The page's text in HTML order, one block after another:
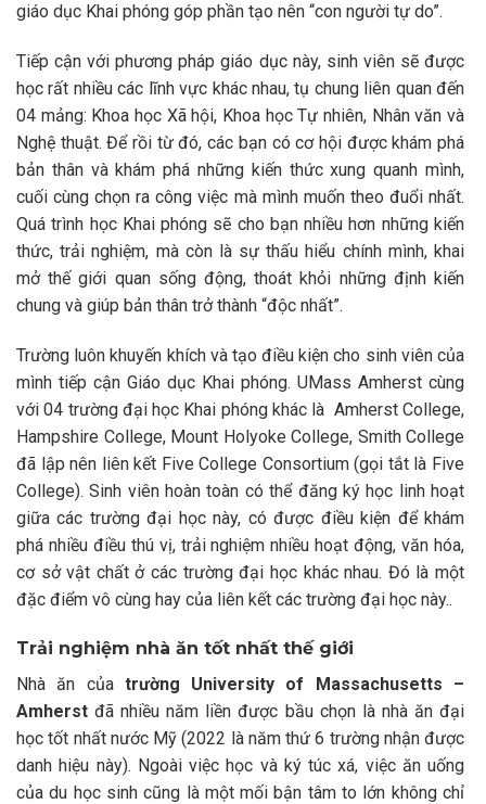
giáo dục Khai phóng góp phần tạo nên “con người tự do”.
Tiếp cận với phương pháp giáo dục này, sinh viên sẽ được
học rất nhiều các lĩnh vực khác nhau, tụ chung liên quan đến
04 mảng: Khoa học Xã hội, Khoa học Tự nhiên, Nhân văn và
Nghệ thuật. Để rồi từ đó, các bạn có cơ hội được khám phá
bản thân và khám phá những kiến thức xung quanh mình,
cuối cùng chọn ra công việc mà mình muốn theo đuổi nhất.
Quá trình học Khai phóng sẽ cho bạn nhiều hơn những kiến
thức, trải nghiệm, mà còn là sự thấu hiểu chính mình, khai
mở thế giới quan sống động, thoát khỏi những định kiến
chung và giúp bản thân trở thành “độc nhất”.
Trường luôn khuyến khích và tạo điều kiện cho sinh viên của
mình tiếp cận Giáo dục Khai phóng. UMass Amherst cùng
với 04 trường đại học Khai phóng khác là Amherst College,
Hampshire College, Mount Holyoke College, Smith College
đã lập nên liên kết Five College Consortium (gọi tắt là Five
College). Sinh viên hoàn toàn có thể đăng ký học linh hoạt
giữa các trường đại học này, có được điều kiện để khám
phá nhiều điều thú vị, trải nghiệm nhiều hoạt động, văn hóa,
cơ sở vật chất ở các trường đại học khác nhau. Đó là một
đặc điểm vô cùng hay của liên kết các trường đại học này..
Trải nghiệm nhà ăn tốt nhất thế giới
Nhà ăn của trường University of Massachusetts –
Amherst đã nhiều năm liền được bầu chọn là nhà ăn đại
học tốt nhất nước Mỹ (2022 là năm thứ 6 trường nhận được
danh hiệu này). Ngoài việc học và ký túc xá, việc ăn uống
của du học sinh cũng là một mối bận tâm to lớn không chỉ